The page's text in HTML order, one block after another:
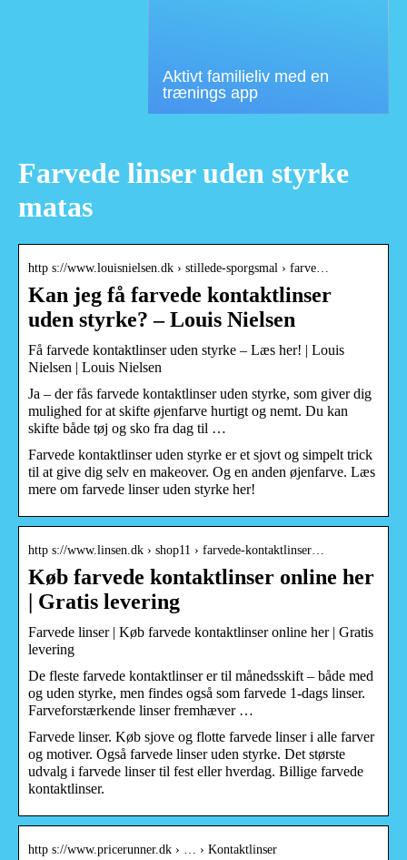
Aktivt familieliv med en
trænings app
Farvede linser uden styrke
matas
http s://www.louisnielsen.dk › stillede-sporgsmal › farve…
Kan jeg få farvede kontaktlinser
uden styrke? – Louis Nielsen
Få farvede kontaktlinser uden styrke – Læs her! | Louis
Nielsen | Louis Nielsen
Ja – der fås farvede kontaktlinser uden styrke, som giver dig
mulighed for at skifte øjenfarve hurtigt og nemt. Du kan
skifte både tøj og sko fra dag til …
Farvede kontaktlinser uden styrke er et sjovt og simpelt trick
til at give dig selv en makeover. Og en anden øjenfarve. Læs
mere om farvede linser uden styrke her!
http s://www.linsen.dk › shop11 › farvede-kontaktlinser…
Køb farvede kontaktlinser online her
| Gratis levering
Farvede linser | Køb farvede kontaktlinser online her | Gratis
levering
De fleste farvede kontaktlinser er til månedsskift – både med
og uden styrke, men findes også som farvede 1-dags linser.
Farveforstærkende linser fremhæver …
Farvede linser. Køb sjove og flotte farvede linser i alle farver
og motiver. Også farvede linser uden styrke. Det største
udvalg i farvede linser til fest eller hverdag. Billige farvede
kontaktlinser.
http s://www.pricerunner.dk › … › Kontaktlinser